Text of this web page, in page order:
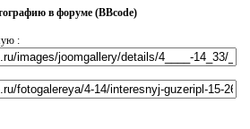
в форуме (BBcode)
: